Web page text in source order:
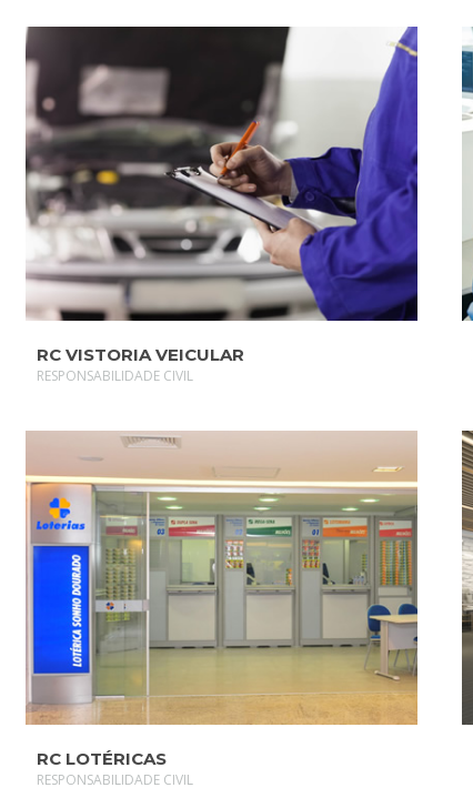
SAIBA MAIS
RC VISTORIA VEICULAR
RESPONSABILIDADE CIVIL
SAIBA MAIS
RC LOTÉRICAS
RESPONSABILIDADE CIVIL